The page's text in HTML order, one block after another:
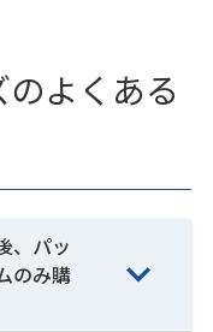
よくある
、パッ
のみ購